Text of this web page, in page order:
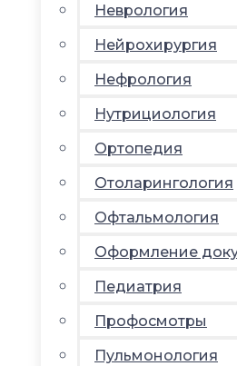
Неврология
Нейрохирургия
Нефрология
Нутрициология
Ортопедия
Отоларингология
Офтальмология
Оформление
Педиатрия
Профосмотры
Пульмонология